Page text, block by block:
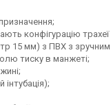
конфігурацію трахеї
15 мм) з ПВХ з
тиску в манжеті;